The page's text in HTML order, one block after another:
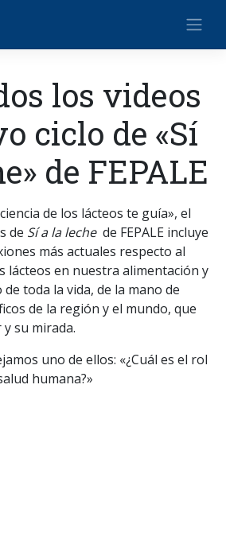
los videos
ciclo de «Sí
de FEPALE
de los lácteos te guía», el
de Sí a la lechede FEPALE incluye
más actuales respecto al
lácteos en nuestra alimentación y
toda la vida, de la mano de
de la región y el mundo, que
su mirada.
uno de ellos: «¿Cuál es el rol
humana?»